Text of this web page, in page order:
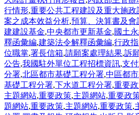
行情形,重要公共工程建設及重大施
案之成本效益分析,預算、決算書及會
建建設基金,中央都市更新基金,國土
釋函彙編,建築法令解釋函彙編,行政
位職掌,署長信箱,請願案處理結果,訴
公告,我國駐外單位工程招標資訊,支
分署,北區都市基礎工程分署,中區都
基礎工程分署,下水道工程分署,重要
主題網站,重要政策,主題網站,重要政
題網站,重要政策,主題網站,重要政策,